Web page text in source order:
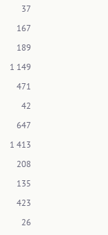
37
167
189
1 149
471
42
647
1 413
208
135
423
26